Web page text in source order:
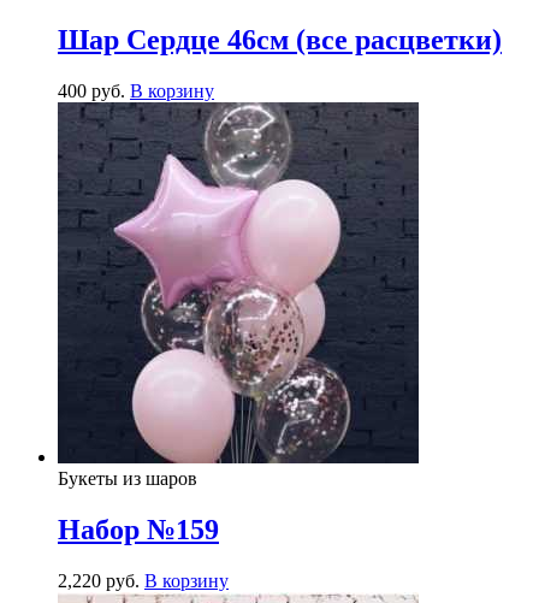
Шар Сердце 46см (все расцветки)
400 руб. В корзину
Букеты из шаров
Набор №159
2,220 руб. В корзину